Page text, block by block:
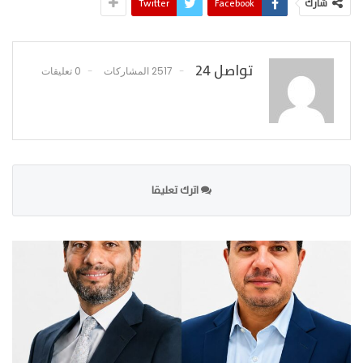
تواصل 24 2517 المشاركات 0 تعليقات
اترك تعليقا